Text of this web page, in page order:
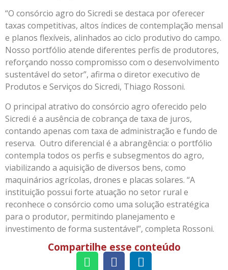
“O consórcio agro do Sicredi se destaca por oferecer
taxas competitivas, altos índices de contemplação mensal
e planos flexíveis, alinhados ao ciclo produtivo do campo.
Nosso portfólio atende diferentes perfis de produtores,
reforçando nosso compromisso com o desenvolvimento
sustentável do setor”, afirma o diretor executivo de
Produtos e Serviços do Sicredi, Thiago Rossoni.
O principal atrativo do consórcio agro oferecido pelo
Sicredi é a ausência de cobrança de taxa de juros,
contando apenas com taxa de administração e fundo de
reserva. Outro diferencial é a abrangência: o portfólio
contempla todos os perfis e subsegmentos do agro,
viabilizando a aquisição de diversos bens, como
maquinários agrícolas, drones e placas solares. “A
instituição possui forte atuação no setor rural e
reconhece o consórcio como uma solução estratégica
para o produtor, permitindo planejamento e
investimento de forma sustentável”, completa Rossoni.
Compartilhe esse conteúdo